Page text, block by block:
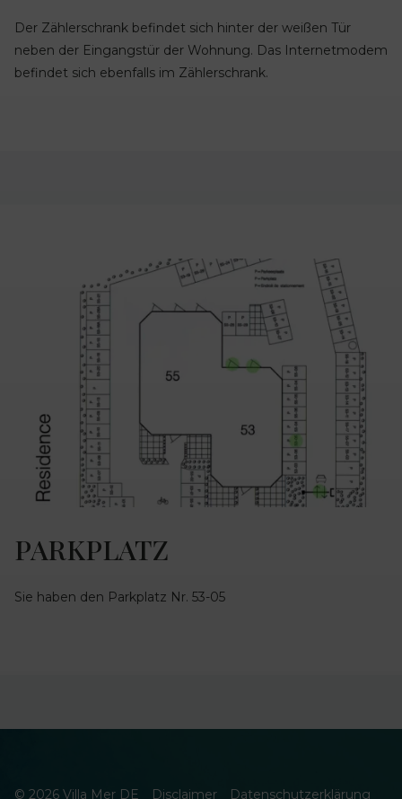
Der Zählerschrank befindet sich hinter der weißen Tür
neben der Eingangstür der Wohnung. Das Internetmodem
befindet sich ebenfalls im Zählerschrank.
PARKPLATZ
Sie haben den Parkplatz Nr. 53-05
© 2026 Villa Mer DE Disclaimer Datenschutzerklärung